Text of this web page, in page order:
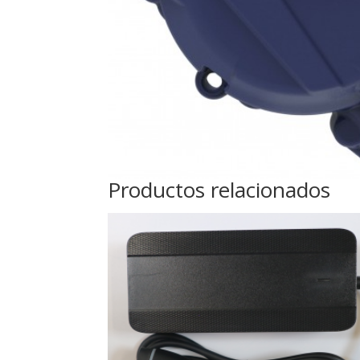
Productos relacionados